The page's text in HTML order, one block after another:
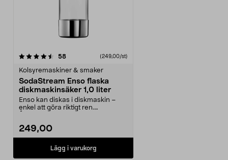
58recensioner (249,00/st)
Kolsyremaskiner & smaker
SodaStream Enso flaska
diskmaskinsäker 1,0 liter
Enso kan diskas i diskmaskin –
enkel att göra riktigt ren.
249,00
Lägg i varukorg